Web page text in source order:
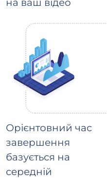
на ваш відео
Орієнтовний час
завершення
базується на
середній